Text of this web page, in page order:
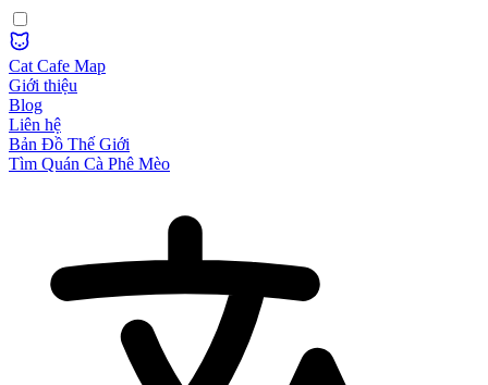
Cat Cafe Map
Giới thiệu
Blog
Liên hệ
Bản Đồ Thế Giới
Tìm Quán Cà Phê Mèo